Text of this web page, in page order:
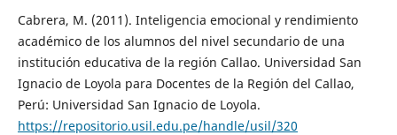
Cabrera, M. (2011). Inteligencia emocional y rendimiento
académico de los alumnos del nivel secundario de una
institución educativa de la región Callao. Universidad San
Ignacio de Loyola para Docentes de la Región del Callao,
Perú: Universidad San Ignacio de Loyola.
https://repositorio.usil.edu.pe/handle/usil/320